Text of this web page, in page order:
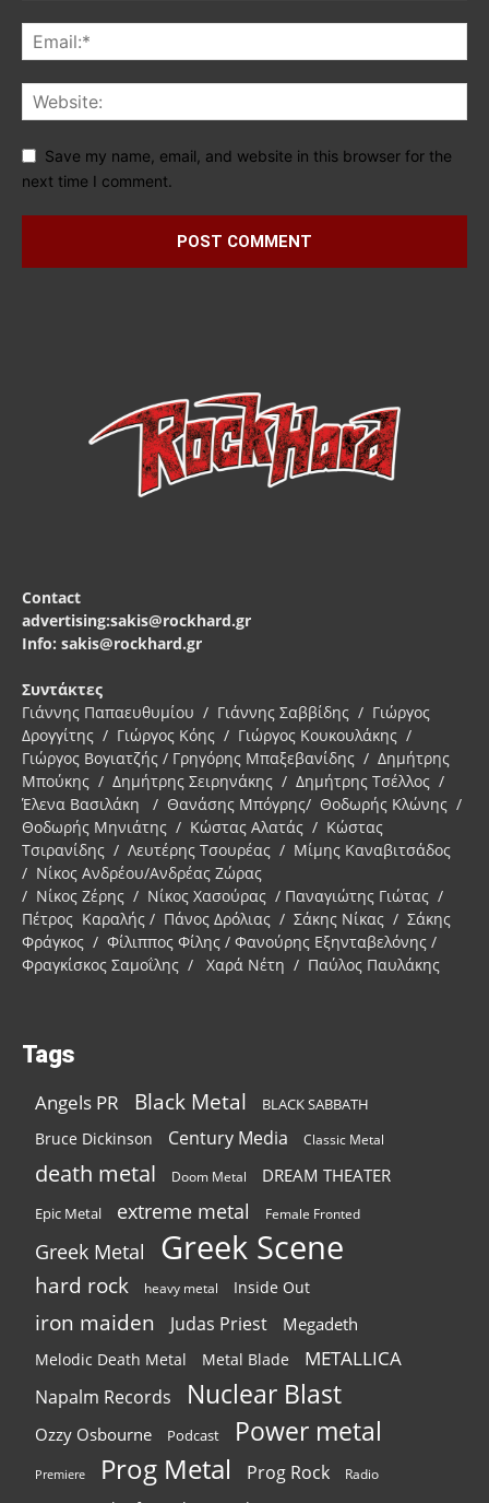
Save my name, email, and website in this browser for the
next time I comment.
Contact
advertising:sakis@rockhard.gr
Info: sakis@rockhard.gr
Συντάκτες
Γιάννης Παπαευθυμίου / Γιάννης Σαββίδης / Γιώργος
Δρογγίτης / Γιώργος Κόης / Γιώργος Κουκουλάκης /
Γιώργος Βογιατζής / Γρηγόρης Μπαξεβανίδης / Δημήτρης
Μπούκης / Δημήτρης Σειρηνάκης / Δημήτρης Τσέλλος /
Έλενα Βασιλάκη / Θανάσης Μπόγρης/ Θοδωρής Κλώνης /
Θοδωρής Μηνιάτης / Κώστας Αλατάς / Κώστας
Τσιρανίδης / Λευτέρης Τσουρέας / Μίμης Καναβιτσάδος
/ Νίκος Ανδρέου/Ανδρέας Ζώρας
/ Νίκος Ζέρης / Νίκος Χασούρας / Παναγιώτης Γιώτας /
Πέτρος Καραλής / Πάνος Δρόλιας / Σάκης Νίκας / Σάκης
Φράγκος / Φίλιππος Φίλης / Φανούρης Εξηνταβελόνης /
Φραγκίσκος Σαμοΐλης / Χαρά Νέτη / Παύλος Παυλάκης
Tags
Angels PR Black Metal BLACK SABBATH
Bruce Dickinson Century Media Classic Metal
death metal Doom Metal DREAM THEATER
Epic Metal extreme metal Female Fronted
Greek Metal Greek Scene
hard rock heavy metal Inside Out
iron maiden Judas Priest Megadeth
Melodic Death Metal Metal Blade METALLICA
Napalm Records Nuclear Blast
Ozzy Osbourne Podcast Power metal
Premiere Prog Metal Prog Rock Radio